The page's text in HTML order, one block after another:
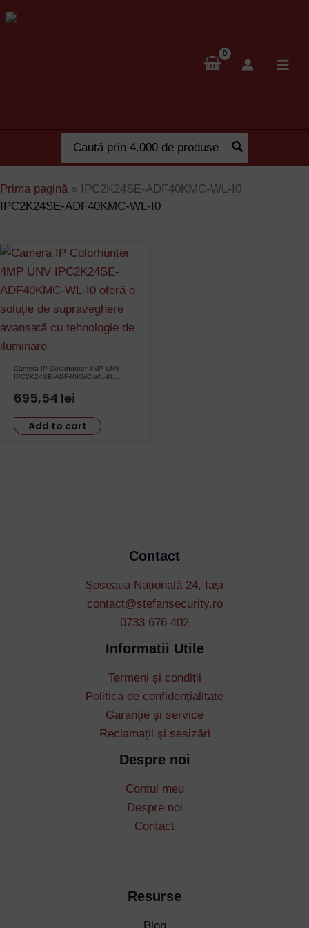
Skip
to
for:
Prima pagină» IPC2K24SE-ADF40KMC-WL-I0
IPC2K24SE-ADF40KMC-WL-I0
Camera IP Colorhunter 4MP UNV
IPC2K24SE-ADF40KMC-WL-I0,
Double Lens, PoE, IP67, IK10
695,54 lei
Add to cart
Contact
Șoseaua Națională 24, Iași
contact@stefansecurity.ro
0733 676 402
Informatii Utile
Termeni și condiții
Politica de confidențialitate
Garanție și service
Reclamații și sesizări
Despre noi
Contul meu
Despre noi
Contact
Resurse
Blog
Username or Email Address
Password
Lost your password?